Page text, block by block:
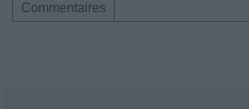
Commentaires